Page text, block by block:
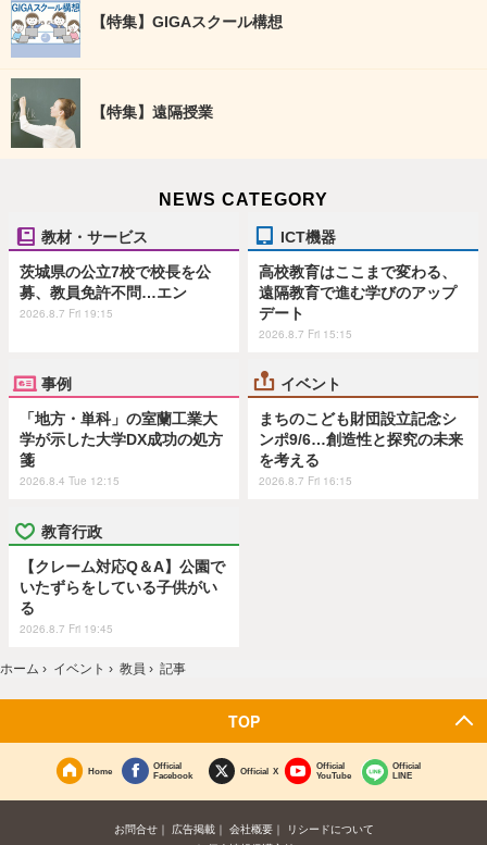
【特集】GIGAスクール構想
【特集】遠隔授業
NEWS CATEGORY
教材・サービス
茨城県の公立7校で校長を公
募、教員免許不問…エン
2026.8.7 Fri 19:15
ICT機器
高校教育はここまで変わる、
遠隔教育で進む学びのアップ
デート
2026.8.7 Fri 15:15
事例
「地方・単科」の室蘭工業大
学が示した大学DX成功の処方
箋
2026.8.4 Tue 12:15
イベント
まちのこども財団設立記念シ
ンポ9/6…創造性と探究の未来
を考える
2026.8.7 Fri 16:15
教育行政
【クレーム対応Q＆A】公園で
いたずらをしている子供がい
る
2026.8.7 Fri 19:45
ホーム › イベント › 教員 › 記事
TOP
Home
Official
Facebook
Official X
Official
YouTube
Official
LINE
お問合せ 広告掲載 会社概要
リシードについて